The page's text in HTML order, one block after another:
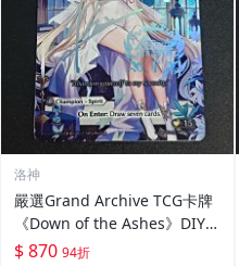
洛神
嚴選Grand Archive TCG卡牌
《Down of the Ashes》DIY手
工卡牌，限量擺飾推薦收藏 TC
$ 870 94折